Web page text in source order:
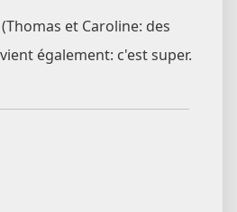
et Caroline: des
également: c'est super.